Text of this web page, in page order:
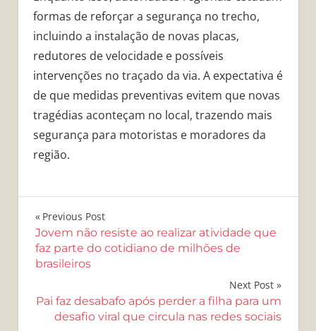
formas de reforçar a segurança no trecho,
incluindo a instalação de novas placas,
redutores de velocidade e possíveis
intervenções no traçado da via. A expectativa é
de que medidas preventivas evitem que novas
tragédias aconteçam no local, trazendo mais
segurança para motoristas e moradores da
região.
Navegação
de
Post
Previous Post
Jovem não resiste ao realizar atividade que
faz parte do cotidiano de milhões de
brasileiros
Next Post
Pai faz desabafo após perder a filha para um
desafio viral que circula nas redes sociais